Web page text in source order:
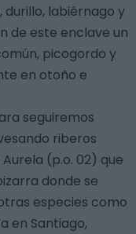
durillo, labiérnago y
de este enclave un
picogordo y
en otoño e
seguiremos
riberos
(p.o. 02) que
donde se
especies como
en Santiago,